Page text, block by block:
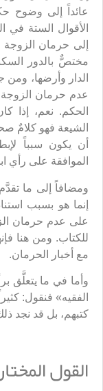
عائداً إلى وضوح
الأقوال الستة في
إلى حرمان
مختصٌّ بالدور
الدار وأرضها،
عدم حرمان
الحكم. نعم، إذا
الشيعة فهو كلامٌ
أن يكون سبباً
الموافقة على رأي
ومضافاً إلى ما
إنما هو بسبب
على عدم حرمان
للكتاب. ومن هنا
مع أخبار الحرمان.
وأما في ما يتعلَّق
الفقيه» فنقول:
كتبهم، بل قد نجد
القول